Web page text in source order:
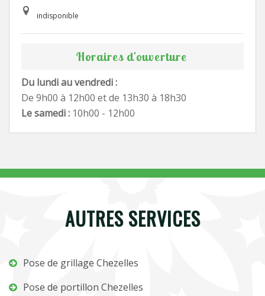
indisponible
Horaires d'ouverture
Du lundi au vendredi :
De 9h00 à 12h00 et de 13h30 à 18h30
Le samedi : 10h00 - 12h00
AUTRES SERVICES
Pose de grillage Chezelles
Pose de portillon Chezelles